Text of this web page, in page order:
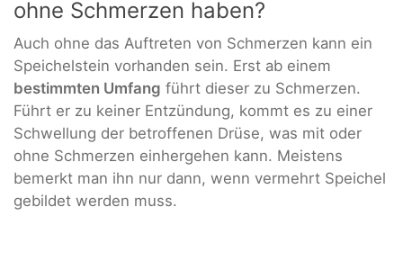
ohne Schmerzen haben?
Auch ohne das Auftreten von Schmerzen kann ein
Speichelstein vorhanden sein. Erst ab einem
bestimmten Umfang führt dieser zu Schmerzen.
Führt er zu keiner Entzündung, kommt es zu einer
Schwellung der betroffenen Drüse, was mit oder
ohne Schmerzen einhergehen kann. Meistens
bemerkt man ihn nur dann, wenn vermehrt Speichel
gebildet werden muss.